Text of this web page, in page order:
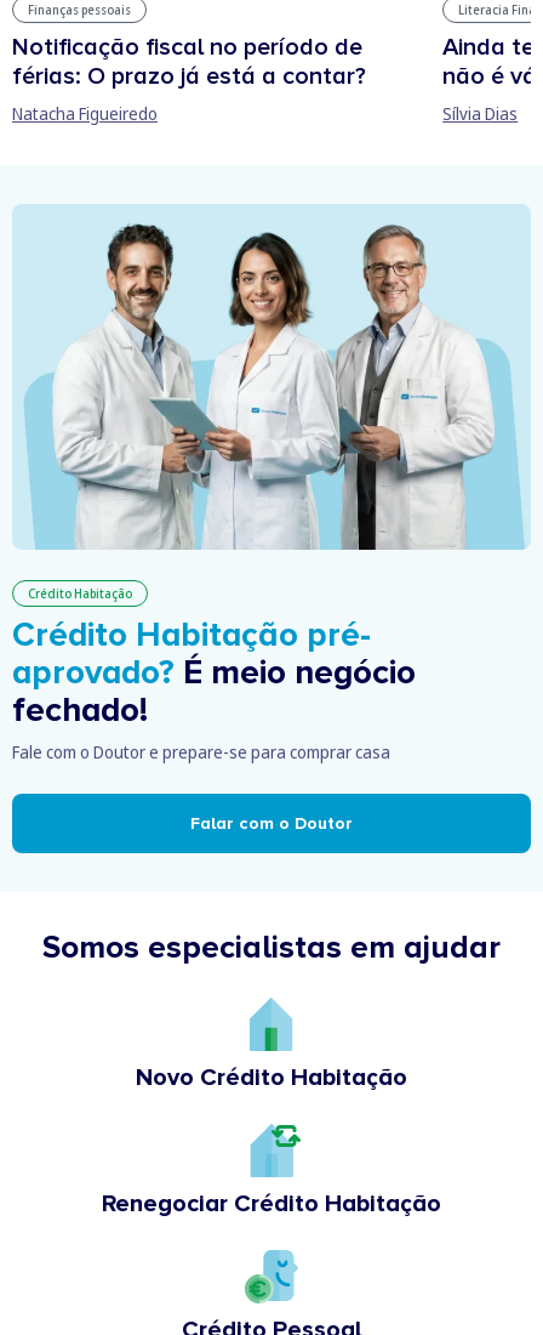
Finanças pessoais
Notificação fiscal no período de
férias: O prazo já está a contar?
Natacha Figueiredo
Literacia
Ainda
não é
Sílvia Dias
Crédito Habitação
Crédito Habitação pré-
aprovado? É meio negócio
fechado!
Fale com o Doutor e prepare-se para comprar casa
Falar com o Doutor
Somos especialistas em ajudar
Novo Crédito Habitação
Renegociar Crédito Habitação